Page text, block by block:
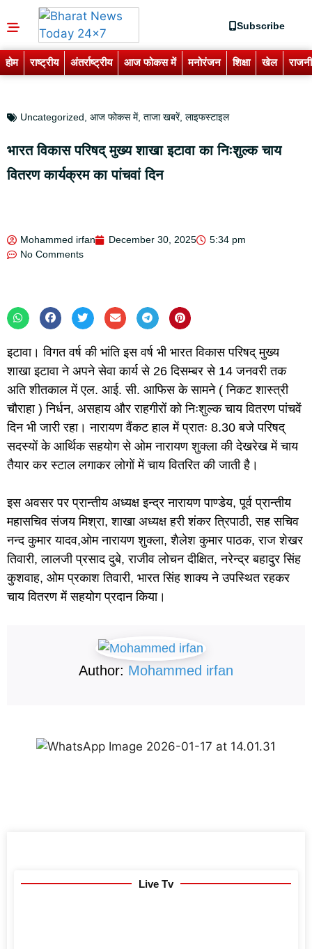
Subscribe
होम राष्ट्रीय अंतर्राष्ट्रीय आज फोकस में मनोरंजन शिक्षा खेल
Uncategorized आज फोकस में, ताजा खबरें, लाइफस्टाइल
भारत विकास परिषद् मुख्य शाखा इटावा का निःशुल्क चाय
वितरण कार्यक्रम का पांचवां दिन
Mohammed irfan December 30, 2025
5:34 pm
No Comments
इटावा। विगत वर्ष की भांति इस वर्ष भी भारत विकास परिषद् मुख्य
शाखा इटावा ने अपने सेवा कार्य से 26 दिसम्बर से 14 जनवरी तक
अति शीतकाल में एल. आई. सी. आफिस के सामने ( निकट शास्त्री
चौराहा ) निर्धन, असहाय और राहगीरों को निःशुल्क चाय वितरण पांचवें
दिन भी जारी रहा। नारायण वैंकट हाल में प्रातः 8.30 बजे परिषद्
सदस्यों के आर्थिक सहयोग से ओम नारायण शुक्ला की देखरेख में चाय
तैयार कर स्टाल लगाकर लोगों में चाय वितरित की जाती है।
इस अवसर पर प्रान्तीय अध्यक्ष इन्द्र नारायण पाण्डेय, पूर्व प्रान्तीय
महासचिव संजय मिश्रा, शाखा अध्यक्ष हरी शंकर त्रिपाठी, सह सचिव
नन्द कुमार यादव,ओम नारायण शुक्ला, शैलेश कुमार पाठक, राज शेखर
तिवारी, लालजी प्रसाद दुबे, राजीव लोचन दीक्षित, नरेन्द्र बहादुर सिंह
कुशवाह, ओम प्रकाश तिवारी, भारत सिंह शाक्य ने उपस्थित रहकर
चाय वितरण में सहयोग प्रदान किया।
Author: Mohammed irfan
Live Tv